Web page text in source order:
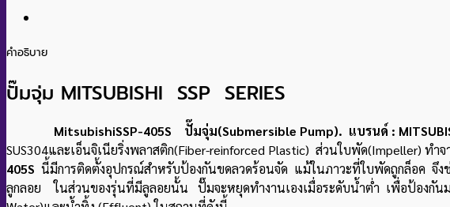
คำอธิบาย
ปั๊มจุ่ม MITSUBISHI SSP SERIES
MitsubishiSSP-405S ปั๊มจุ่ม(Submersible Pump). แบรนด์ :
SUS304และเอ็นจิเนียริ่งพลาสติก(Fiber-reinforced Plastic) ส่วนใบพัด(Impeller) ท
405S นี้มีการติดตั้งอุปกรณ์สำหรับป้องกันขดลวดร้อนจัด แม้ในภาวะที่ใบพัดถูกล็อค จึง
ลูกลอย ในส่วนของรุ่นที่มีลูลอยนั้น ปั๊มจะหยุดทำงานเองเมื่อระดับน้ำต่ำ เพื่อป้องกัน